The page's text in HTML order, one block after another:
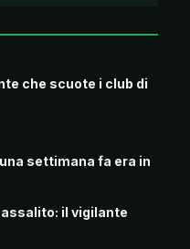
che scuote i club di
settimana fa era in
il vigilante